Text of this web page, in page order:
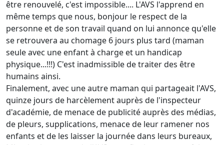
être renouvelé, c'est impossible.... L'AVS l'apprend en
même temps que nous, bonjour le respect de la
personne et de son travail quand on lui annonce qu'elle
se retrouvera au chomage 6 jours plus tard (maman
seule avec une enfant à charge et un handicap
physique...!!!) C'est inadmissible de traiter des être
humains ainsi.
Finalement, avec une autre maman qui partageait l'AVS,
quinze jours de harcèlement auprès de l'inspecteur
d'académie, de menace de publicité auprès des médias,
de pleurs, supplications, menace de leur ramener nos
enfants et de les laisser la journée dans leurs bureaux,